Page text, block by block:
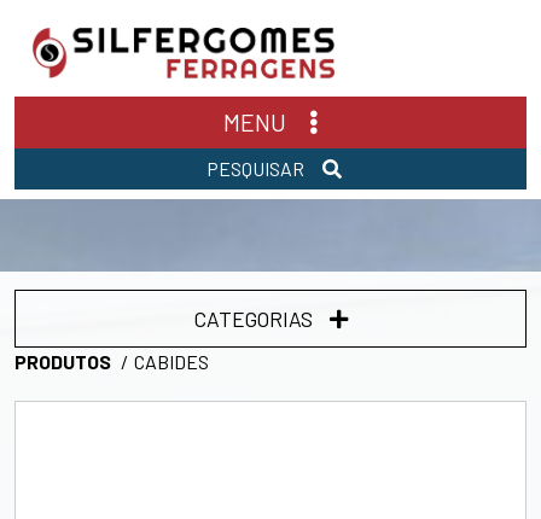
MENU
PESQUISAR
CATEGORIAS
PRODUTOS CABIDES